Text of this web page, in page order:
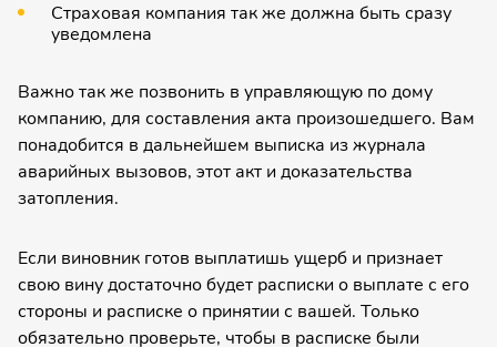
Страховая компания так же должна быть сразу
уведомлена
Важно так же позвонить в управляю­щую по дому
компанию, для составле­ния акта произошед­шего. Вам
понадобит­ся в дальнейшем выписка из журнала
аварийных вызовов, этот акт и доказатель­ства
затопления.
Если виновник готов выплатишь ущерб и признает
свою вину достаточно будет расписки о выплате с его
стороны и расписке о принятии с вашей. Только
обязатель­но проверьте, чтобы в расписке были